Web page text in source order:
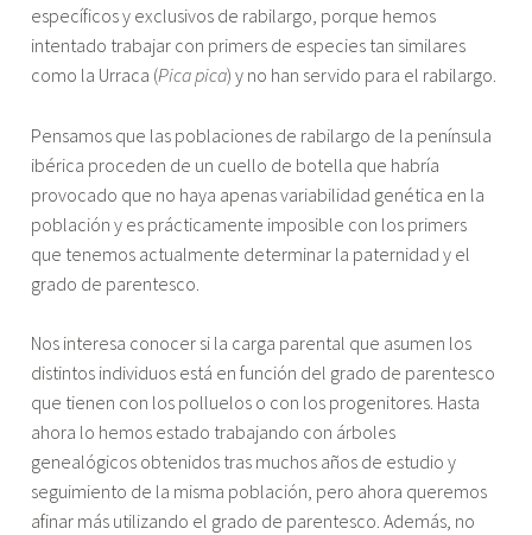
específicos y exclusivos de rabilargo, porque hemos
intentado trabajar con primers de especies tan similares
como la Urraca (Pica pica) y no han servido para el rabilargo.
Pensamos que las poblaciones de rabilargo de la península
ibérica proceden de un cuello de botella que habría
provocado que no haya apenas variabilidad genética en la
población y es prácticamente imposible con los primers
que tenemos actualmente determinar la paternidad y el
grado de parentesco.
Nos interesa conocer si la carga parental que asumen los
distintos individuos está en función del grado de parentesco
que tienen con los polluelos o con los progenitores. Hasta
ahora lo hemos estado trabajando con árboles
genealógicos obtenidos tras muchos años de estudio y
seguimiento de la misma población, pero ahora queremos
afinar más utilizando el grado de parentesco. Además, no